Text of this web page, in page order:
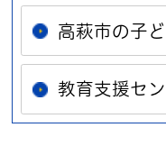
高萩市の子
教育支援セ